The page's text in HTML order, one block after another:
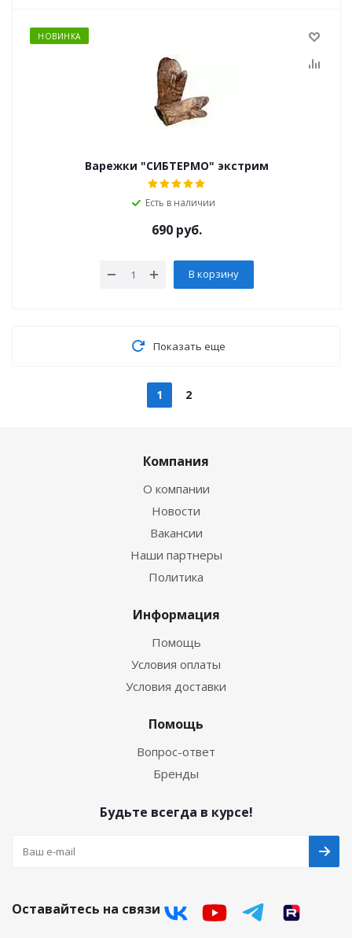
НОВИНКА
Варежки "СИБТЕРМО" экстрим
Есть в наличии
690 руб.
В корзину
Показать еще
1 2
Компания
О компании
Новости
Вакансии
Наши партнеры
Политика
Информация
Помощь
Условия оплаты
Условия доставки
Помощь
Вопрос-ответ
Бренды
Будьте всегда в курсе!
Оставайтесь на связи